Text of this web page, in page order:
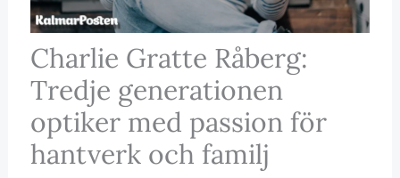
Charlie Gratte Råberg:
Tredje generationen
optiker med passion för
hantverk och familj